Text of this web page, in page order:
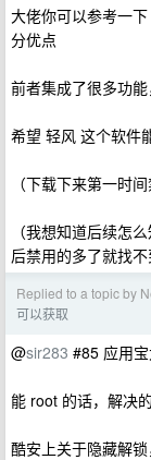
大佬你可以参考一
分优点
前者集成了很多功能
希望 轻风 这个软件
（下载下来第一时
（我想知道后续怎
后禁用的多了就找不
Replied to a topic by
可以获取
@sir283 #85 应用宝
能 root 的话，解决
酷安上关于隐藏解